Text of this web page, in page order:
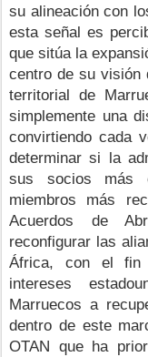
su alineación con
esta señal es
que sitúa la
centro de su visión
territorial de
simplemente una
convirtiendo cada
determinar si la
sus socios más
miembros más
Acuerdos de
reconfigurar las
África, con el fin
intereses
Marruecos a
dentro de este
OTAN que ha